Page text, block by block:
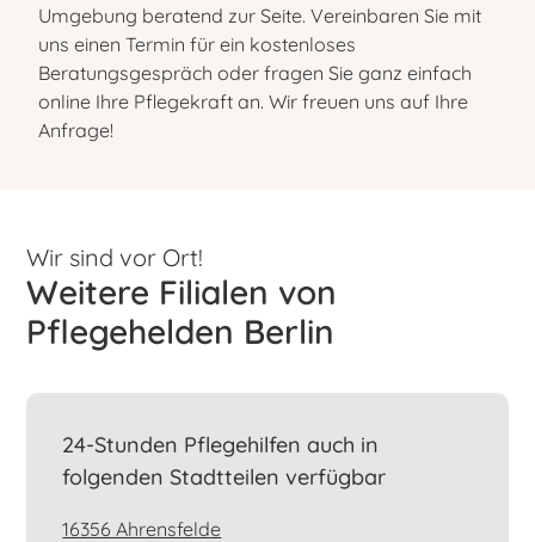
Umgebung beratend zur Seite. Vereinbaren Sie mit
uns einen Termin für ein kostenloses
Beratungsgespräch oder fragen Sie ganz einfach
online Ihre Pflegekraft an. Wir freuen uns auf Ihre
Anfrage!
Wir sind vor Ort!
Weitere Filialen von
Pflegehelden Berlin
24-Stunden Pflegehilfen auch in
folgenden Stadtteilen verfügbar
16356 Ahrensfelde